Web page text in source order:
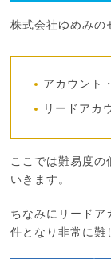
株式会社ゆめみの
アカウント
リードアカ
ここでは難易度の
いきます。
ちなみにリードア
件となり非常に難